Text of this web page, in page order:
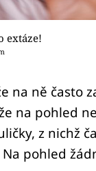
extáze!
na ně často
na pohled
z nichž
pohled